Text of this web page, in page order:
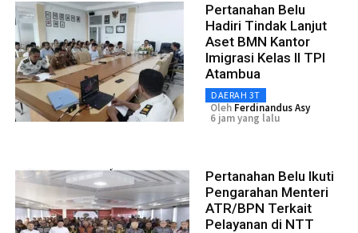
Pertanahan Belu
Hadiri Tindak Lanjut
Aset BMN Kantor
Imigrasi Kelas II TPI
Atambua
DAERAH 3T
Oleh Ferdinandus Asy
6 jam yang lalu
Pertanahan Belu Ikuti
Pengarahan Menteri
ATR/BPN Terkait
Pelayanan di NTT